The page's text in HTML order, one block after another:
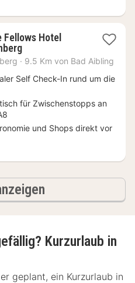
Hotel
1
Nacht
75,40
· 9.5 Km von Bad Aibling
Self Check-In rund um die
für Zwischenstopps an
und Shops direkt vor
Kurzurlaub in
geplant, ein Kurzurlaub in